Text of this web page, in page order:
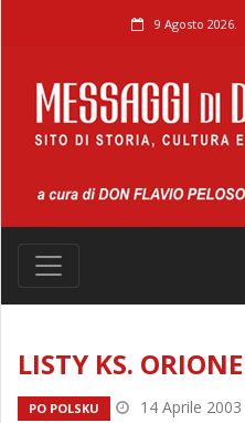
9 Agosto 2026.
LISTY KS. ORIONE
PO POLSKU 14 Aprile 2003